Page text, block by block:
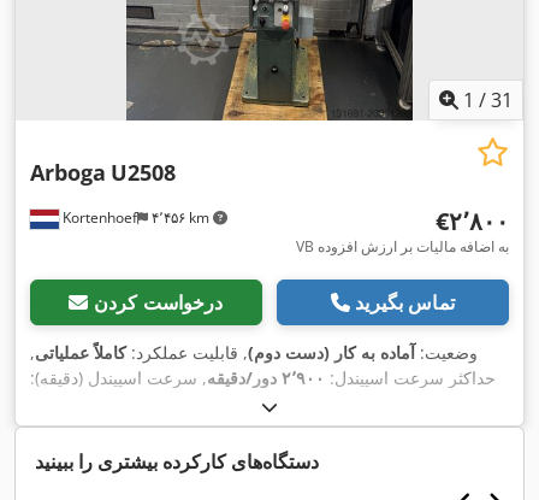
1 /31
Kortenhoef ۴٬۴۵۶ km
Arboga U2508
‎€۲٬۸۰۰
VB به اضافه مالیات بر ارزش افزوده
درخواست کردن تماس بگیرید
وضعیت: آماده به کار (دست دوم), قابلیت عملکرد:کاملاً عملیاتی,
حداکثر سرعت اسپیندل: ۲٬۹۰۰ دور/دقیقه
, سرعت اسپیندل (دقیقه):
, ارتفاع کل:
میلی‌متر, عرض کل:۷۵۰ میلی‌متر , حداکثر سرعت چرخش:۲٬۹۰۰
, سرعت چرخش (دقیقه):۱۰۰ دور/دقیقه
, طول میز:
دستگاه‌های کارکرده بیشتری را ببینید